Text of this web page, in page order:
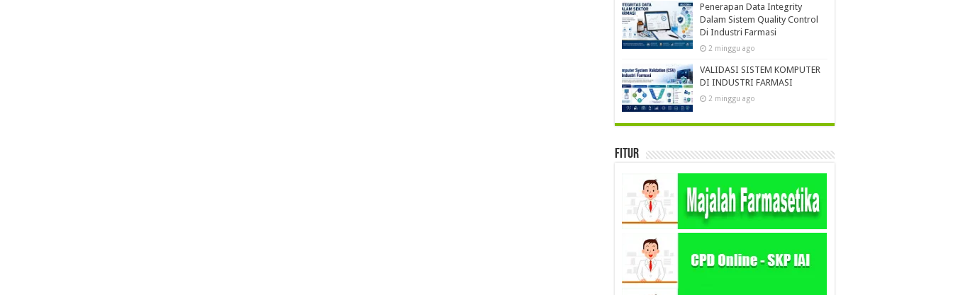
Penerapan Data Integrity
Dalam Sistem Quality Control
Di Industri Farmasi
2 minggu ago
VALIDASI SISTEM KOMPUTER
DI INDUSTRI FARMASI
2 minggu ago
Fitur